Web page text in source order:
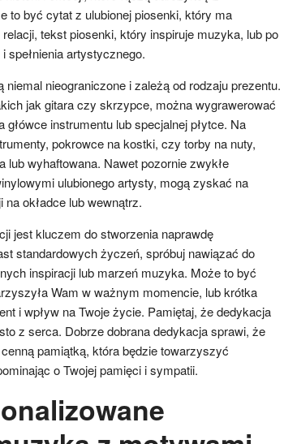
to być cytat z ulubionej piosenki, który ma
tekst piosenki, który inspiruje muzyka, lub po
artystycznego.
nieograniczone i zależą od rodzaju prezentu.
jak gitara czy skrzypce, można wygrawerować
instrumentu lub specjalnej płytce. Na
pokrowce na kostki, czy torby na nuty,
wyhaftowana. Nawet pozornie zwykłe
ulubionego artysty, mogą zyskać na
okładce lub wewnątrz.
jest kluczem do stworzenia naprawdę
standardowych życzeń, spróbuj nawiązać do
inspiracji lub marzeń muzyka. Może to być
Wam w ważnym momencie, lub krótka
i wpływ na Twoje życie. Pamiętaj, że dedykacja
z serca. Dobrze dobrana dedykacja sprawi, że
pamiątką, która będzie towarzyszyć
o Twojej pamięci i sympatii.